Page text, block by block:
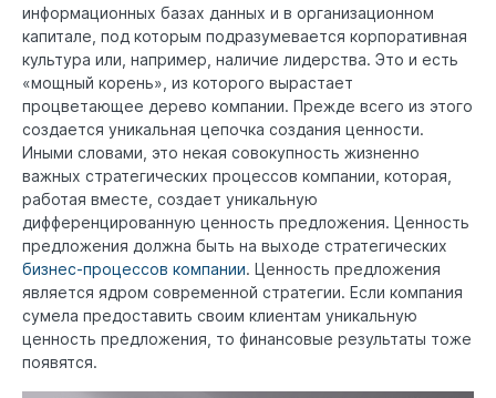
информационных базах данных и в организационном
капитале, под которым подразумевается корпоративная
культура или, например, наличие лидерства. Это и есть
«мощный корень», из которого вырастает
процветающее дерево компании. Прежде всего из этого
создается уникальная цепочка создания ценности.
Иными словами, это некая совокупность жизненно
важных стратегических процессов компании, которая,
работая вместе, создает уникальную
дифференцированную ценность предложения. Ценность
предложения должна быть на выходе стратегических
бизнес-процессов компании. Ценность предложения
является ядром современной стратегии. Если компания
сумела предоставить своим клиентам уникальную
ценность предложения, то финансовые результаты тоже
появятся.